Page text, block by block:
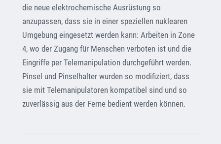
die neue elektrochemische Ausrüstung so
anzupassen, dass sie in einer speziellen nuklearen
Umgebung eingesetzt werden kann: Arbeiten in Zone
4, wo der Zugang für Menschen verboten ist und die
Eingriffe per Telemanipulation durchgeführt werden.
Pinsel und Pinselhalter wurden so modifiziert, dass
sie mit Telemanipulatoren kompatibel sind und so
zuverlässig aus der Ferne bedient werden können.